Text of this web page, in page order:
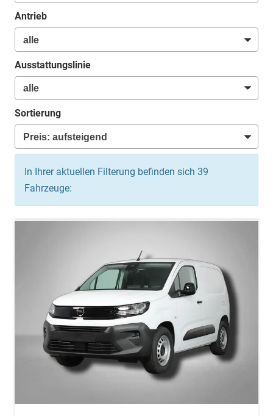
Antrieb
Ausstattungslinie
Sortierung
In Ihrer aktuellen Filterung befinden sich 39
Fahrzeuge: